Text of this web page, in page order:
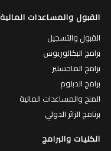
القبول والمساعدات المالية
القبول والتسجيل
برامج البكالوريوس
برامج الماجستير
برامج الدبلوم
المنح والمساعدات المالية
برنامج الزائر الدولي
الكليات والبرامج